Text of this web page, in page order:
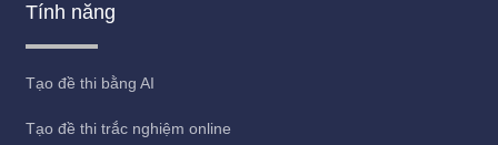
Tính năng
Tạo đề thi bằng AI
Tạo đề thi trắc nghiệm online